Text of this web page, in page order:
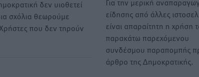
δεν υιοθετεί
σχόλια θεωρούμε
που δεν τηρούν
είδησης από άλλες
είναι απαραίτητη η χρήση
παρακάτω παρεχόμενου
συνδέσμου παραπομπής
άρθρο της Δημοκρατικής.